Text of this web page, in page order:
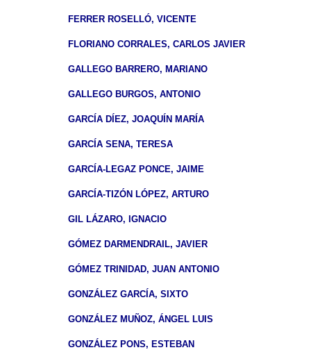
FERRER ROSELLÓ, VICENTE
FLORIANO CORRALES, CARLOS JAVIER
GALLEGO BARRERO, MARIANO
GALLEGO BURGOS, ANTONIO
GARCÍA DÍEZ, JOAQUÍN MARÍA
GARCÍA SENA, TERESA
GARCÍA-LEGAZ PONCE, JAIME
GARCÍA-TIZÓN LÓPEZ, ARTURO
GIL LÁZARO, IGNACIO
GÓMEZ DARMENDRAIL, JAVIER
GÓMEZ TRINIDAD, JUAN ANTONIO
GONZÁLEZ GARCÍA, SIXTO
GONZÁLEZ MUÑOZ, ÁNGEL LUIS
GONZÁLEZ PONS, ESTEBAN